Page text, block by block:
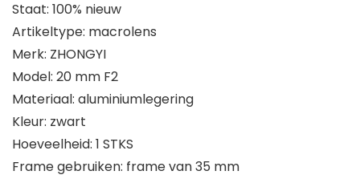
Staat: 100% nieuw
Artikeltype: macrolens
Merk: ZHONGYI
Model: 20 mm F2
Materiaal: aluminiumlegering
Kleur: zwart
Hoeveelheid: 1 STKS
Frame gebruiken: frame van 35 mm